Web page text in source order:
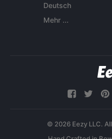
Deutsch
Mehr ...
© 2026 Eezy LLC.